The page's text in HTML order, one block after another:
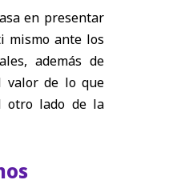
en presentar
mismo ante los
además de
valor de lo que
otro lado de la